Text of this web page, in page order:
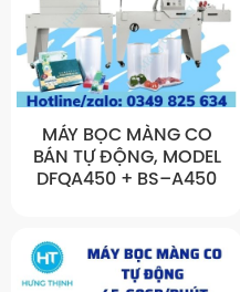
Tất cả các máy móc đều
Phụ tùng thay thế có sẵn
MÁY BỌC MÀNG CO
BÁN TỰ ĐỘNG, MODEL
DFQA450 + BS–A450